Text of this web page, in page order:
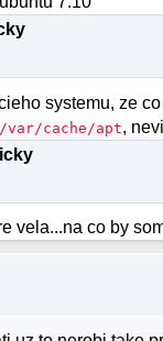
systemu, ze
/var/cache/apt,
vela...na co by